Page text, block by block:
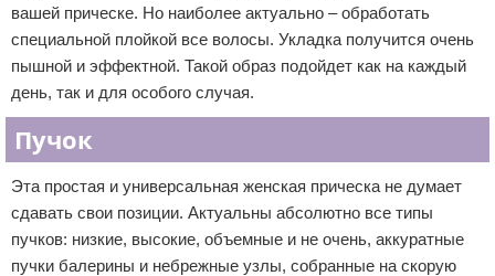
вашей прическе. Но наиболее актуально – обработать
специальной плойкой все волосы. Укладка получится очень
пышной и эффектной. Такой образ подойдет как на каждый
день, так и для особого случая.
Пучок
Эта простая и универсальная женская прическа не думает
сдавать свои позиции. Актуальны абсолютно все типы
пучков: низкие, высокие, объемные и не очень, аккуратные
пучки балерины и небрежные узлы, собранные на скорую